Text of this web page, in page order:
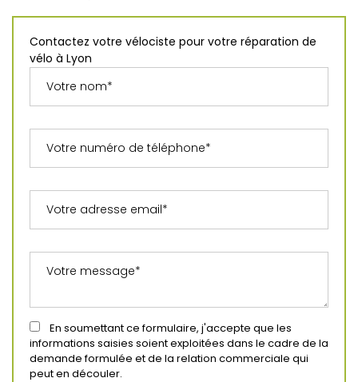
Contactez votre vélociste pour votre réparation de
vélo à Lyon
En soumettant ce formulaire, j'accepte que les
informations saisies soient exploitées dans le cadre de la
demande formulée et de la relation commerciale qui
peut en découler.